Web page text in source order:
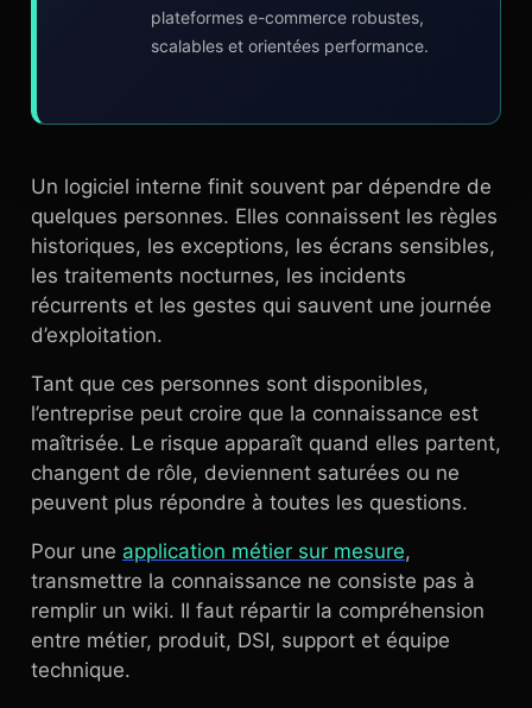
plateformes e-commerce robustes,
scalables et orientées performance.
Un logiciel interne finit souvent par dépendre de
quelques personnes. Elles connaissent les règles
historiques, les exceptions, les écrans sensibles,
les traitements nocturnes, les incidents
récurrents et les gestes qui sauvent une journée
d’exploitation.
Tant que ces personnes sont disponibles,
l’entreprise peut croire que la connaissance est
maîtrisée. Le risque apparaît quand elles partent,
changent de rôle, deviennent saturées ou ne
peuvent plus répondre à toutes les questions.
Pour une application métier sur mesure,
transmettre la connaissance ne consiste pas à
remplir un wiki. Il faut répartir la compréhension
entre métier, produit, DSI, support et équipe
technique.